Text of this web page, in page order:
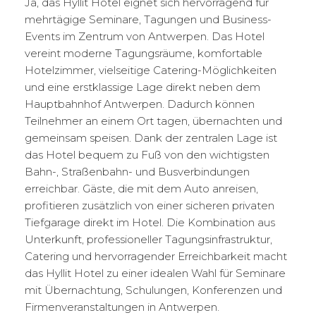
mehrtägige Seminare, Tagungen und Business-
Events im Zentrum von Antwerpen. Das Hotel
vereint moderne Tagungsräume, komfortable
Hotelzimmer, vielseitige Catering-Möglichkeiten
und eine erstklassige Lage direkt neben dem
Hauptbahnhof Antwerpen. Dadurch können
Teilnehmer an einem Ort tagen, übernachten und
gemeinsam speisen. Dank der zentralen Lage ist
das Hotel bequem zu Fuß von den wichtigsten
Bahn-, Straßenbahn- und Busverbindungen
erreichbar. Gäste, die mit dem Auto anreisen,
profitieren zusätzlich von einer sicheren privaten
Tiefgarage direkt im Hotel. Die Kombination aus
Unterkunft, professioneller Tagungsinfrastruktur,
Catering und hervorragender Erreichbarkeit macht
das Hyllit Hotel zu einer idealen Wahl für Seminare
mit Übernachtung, Schulungen, Konferenzen und
Firmenveranstaltungen in Antwerpen.